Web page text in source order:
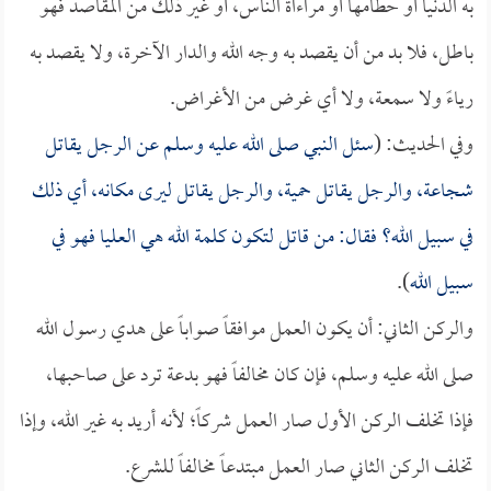
باطل، فلا بد من أن يقصد به وجه الله والدار الآخرة، ولا يقصد به
رياءً ولا سمعة، ولا أي غرض من الأغراض.
وفي الحديث: (سئل النبي صلى الله عليه وسلم عن الرجل يقاتل
شجاعة، والرجل يقاتل حمية، والرجل يقاتل ليرى مكانه، أي ذلك
في سبيل الله؟ فقال: من قاتل لتكون كلمة الله هي العليا فهو في
سبيل الله).
والركن الثاني: أن يكون العمل موافقاً صواباً على هدي رسول الله
صلى الله عليه وسلم، فإن كان مخالفاً فهو بدعة ترد على صاحبها،
فإذا تخلف الركن الأول صار العمل شركاً؛ لأنه أريد به غير الله، وإذا
تخلف الركن الثاني صار العمل مبتدعاً مخالفاً للشرع.